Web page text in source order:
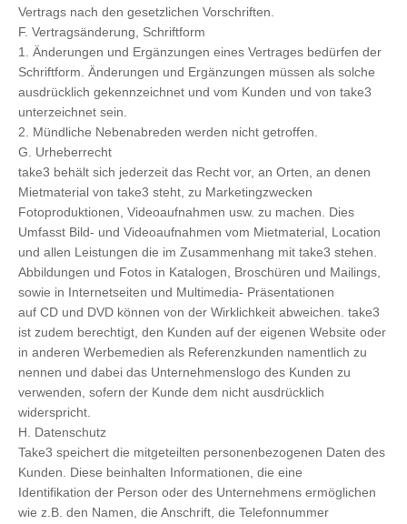
Vertrags nach den gesetzlichen Vorschriften.
F. Vertragsänderung, Schriftform
1. Änderungen und Ergänzungen eines Vertrages bedürfen der
Schriftform. Änderungen und Ergänzungen müssen als solche
ausdrücklich gekennzeichnet und vom Kunden und von take3
unterzeichnet sein.
2. Mündliche Nebenabreden werden nicht getroffen.
G. Urheberrecht
take3 behält sich jederzeit das Recht vor, an Orten, an denen
Mietmaterial von take3 steht, zu Marketingzwecken
Fotoproduktionen, Videoaufnahmen usw. zu machen. Dies
Umfasst Bild- und Videoaufnahmen vom Mietmaterial, Location
und allen Leistungen die im Zusammenhang mit take3 stehen.
Abbildungen und Fotos in Katalogen, Broschüren und Mailings,
sowie in Internetseiten und Multimedia- Präsentationen
auf CD und DVD können von der Wirklichkeit abweichen. take3
ist zudem berechtigt, den Kunden auf der eigenen Website oder
in anderen Werbemedien als Referenzkunden namentlich zu
nennen und dabei das Unternehmenslogo des Kunden zu
verwenden, sofern der Kunde dem nicht ausdrücklich
widerspricht.
H. Datenschutz
Take3 speichert die mitgeteilten personenbezogenen Daten des
Kunden. Diese beinhalten Informationen, die eine
Identifikation der Person oder des Unternehmens ermöglichen
wie z.B. den Namen, die Anschrift, die Telefonnummer